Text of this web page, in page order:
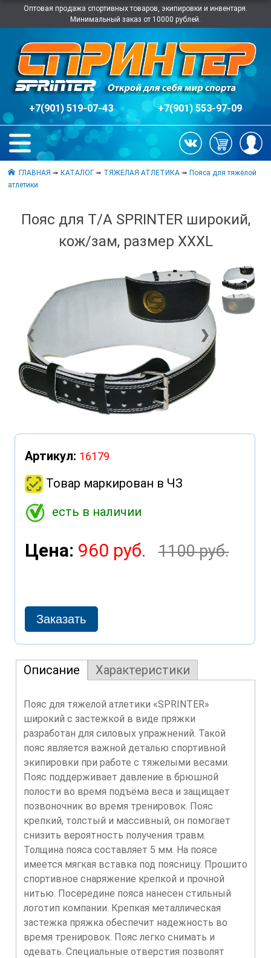
Оптовая продажа спортивных товаров, экипировки и инвентаря.
Минимальный заказ от 10000 рублей.
+7(901) 519-07-43 +7(901) 553-97-09
ГЛАВНАЯ ➠КАТАЛОГ ➠ ТЯЖЕЛАЯ АТЛЕТИКА ➠Пояса для тяжёлой
атлетики
Пояс для Т/А SPRINTER широкий,
кож/зам, размер ХХХL
❮ ❯
Артикул: 16179
Товар маркирован в ЧЗ
есть в наличии
Цена: 960 руб. 1100 руб.
Описание Характеристики
Пояс для тяжелой атлетики «SPRINTER»
широкий с застежкой в виде пряжки
разработан для силовых упражнений. Такой
пояс является важной деталью спортивной
экипировки при работе с тяжелыми весами.
Пояс поддерживает давление в брюшной
полости во время подъёма веса и защищает
позвоночник во время тренировок. Пояс
крепкий, толстый и массивный, он помогает
снизить вероятность получения травм.
Толщина пояса составляет 5 мм. На поясе
имеется мягкая вставка под поясницу. Прошито
спортивное снаряжение крепкой и прочной
нитью. Посередине пояса нанесен стильный
логотип компании. Крепкая металлическая
застежка пряжка обеспечит надежность во
время тренировок. Пояс легко снимать и
одевать. Специальные отверстия позволят